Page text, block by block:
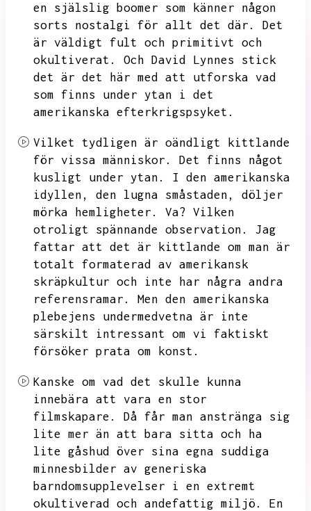
en själslig boomer som känner någon
sorts nostalgi för allt det där.
Det
är väldigt fult och primitivt och
okultiverat.
Och David Lynnes stick
det är det här med att utforska vad
som finns under ytan i det
amerikanska efterkrigspsyket.
Vilket tydligen är oändligt kittlande
för vissa människor.
Det finns något
kusligt under ytan.
I den amerikanska
idyllen,
den lugna småstaden,
döljer
mörka hemligheter.
Va? Vilken
otroligt spännande observation.
Jag
fattar att det är kittlande om man är
totalt formaterad av amerikansk
skräpkultur och inte har några andra
referensramar.
Men den amerikanska
plebejens undermedvetna är inte
särskilt intressant om vi faktiskt
försöker prata om konst.
Kanske om vad det skulle kunna
innebära att vara en stor
filmskapare.
Då får man anstränga sig
lite mer än att bara sitta och ha
lite gåshud över sina egna suddiga
minnesbilder av generiska
barndomsupplevelser i en extremt
okultiverad och andefattig miljö.
En